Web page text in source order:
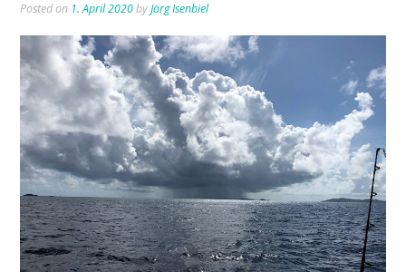
Posted on 1. April 2020byJörg Isenbiel